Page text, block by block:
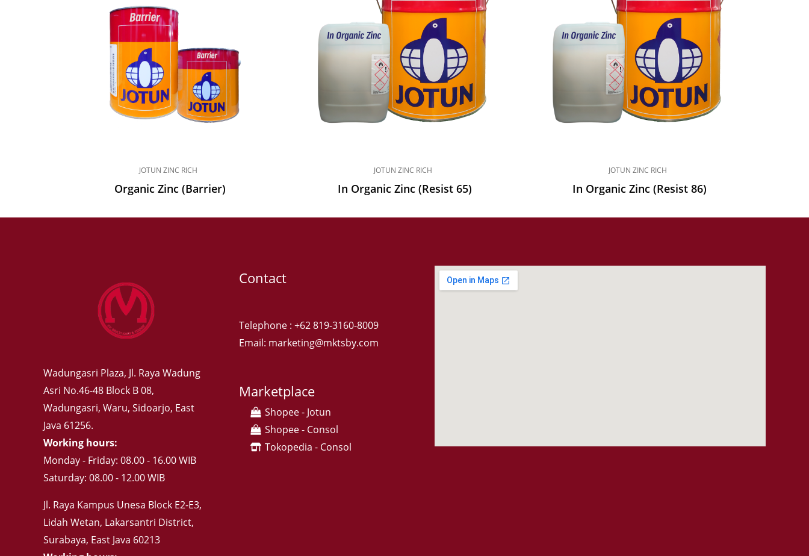
JOTUN ZINC RICH
Organic Zinc (Barrier)
JOTUN ZINC RICH
In Organic Zinc (Resist 65)
JOTUN ZINC RICH
In Organic Zinc (Resist 86)
Wadungasri Plaza, Jl. Raya Wadung
Asri No.46-48 Block B 08,
Wadungasri, Waru, Sidoarjo, East
Java 61256.
Working hours:
Monday - Friday: 08.00 - 16.00 WIB
Saturday: 08.00 - 12.00 WIB
Jl. Raya Kampus Unesa Block E2-E3,
Lidah Wetan, Lakarsantri District,
Surabaya, East Java 60213
Contact
Telephone : +62 819-3160-8009
Email: marketing@mktsby.com
Marketplace
Shopee - Jotun
Shopee - Consol
Tokopedia - Consol